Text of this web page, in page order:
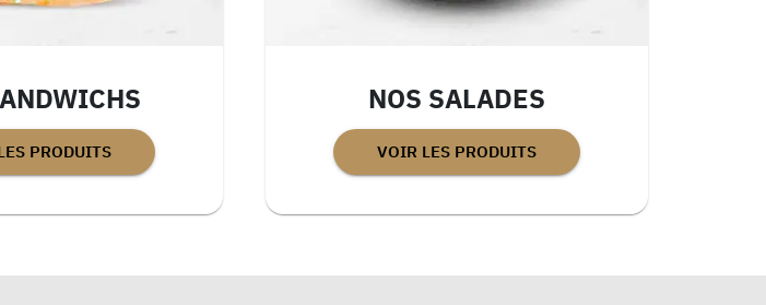
PRODUITS
NOS SALADES
VOIR LES PRODUITS